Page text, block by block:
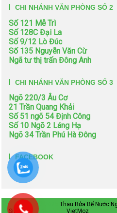
CHI NHÁNH VĂN PHÒNG SỐ 2
Số 121 Mễ Trì
Số 128C Đại La
Số 9/12 Lò Đúc
Số 135 Nguyễn Văn Cừ
Ngã tư thị trấn Đông Anh
CHI NHÁNH VĂN PHÒNG SỐ 3
Ngõ 220/3 Âu Cơ
21 Trần Quang Khải
Số 51 ngõ 54 Định Công
Số 10 Ngõ 2 Láng Hạ
Ngõ 34 Trần Phú Hà Đông
FACEBOOK
Bản quyền © 2026 Thau Rửa Bể Nước
Sinh. Thiết kế web bởi VietMoz